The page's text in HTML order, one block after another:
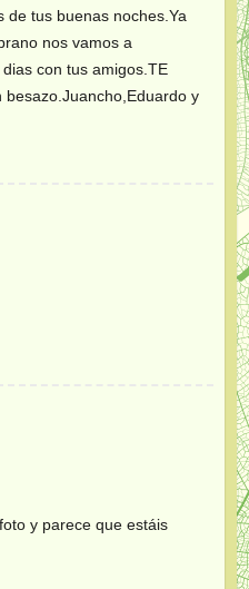
de tus buenas noches.Ya
nos vamos a
con tus amigos.TE
besazo.Juancho,Eduardo y
y parece que estáis